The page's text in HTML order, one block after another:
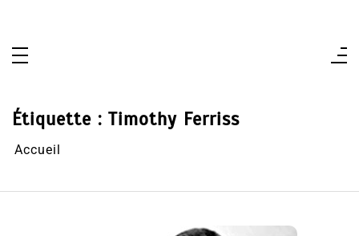
Étiquette : Timothy Ferriss
Accueil